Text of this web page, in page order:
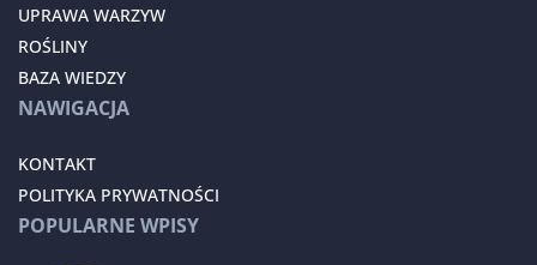
UPRAWA WARZYW
ROŚLINY
BAZA WIEDZY
NAWIGACJA
KONTAKT
POLITYKA PRYWATNOŚCI
POPULARNE WPISY